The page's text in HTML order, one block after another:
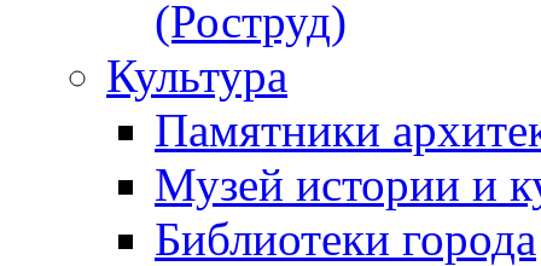
(Роструд)
Культура
Памятники
Музей истории и
Библиотеки города